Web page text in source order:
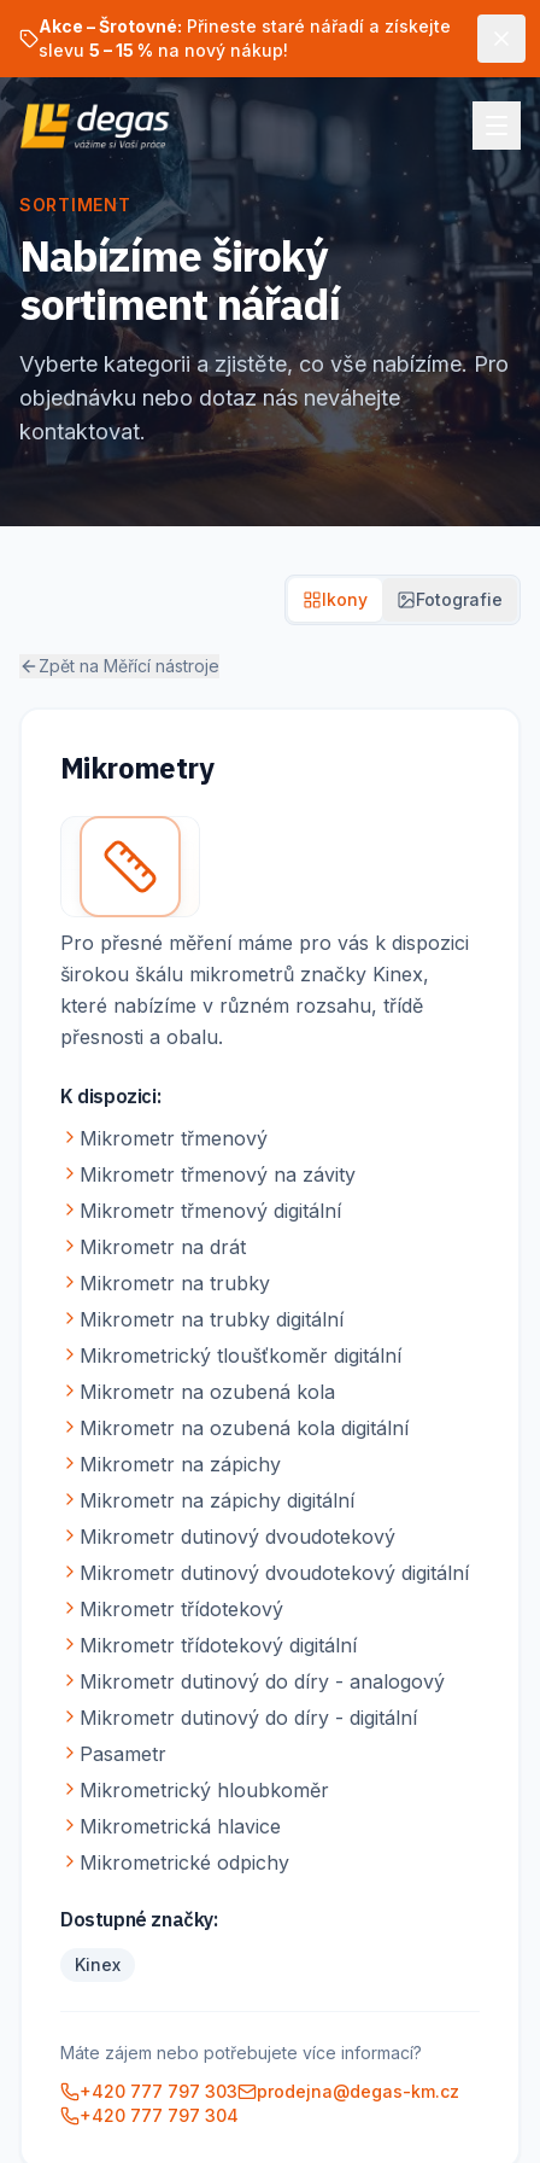
Akce – Šrotovné: Přineste staré nářadí a získejte
slevu 5 – 15 % na nový nákup!
SORTIMENT
Nabízíme široký
sortiment nářadí
Vyberte kategorii a zjistěte, co vše nabízíme. Pro
objednávku nebo dotaz nás neváhejte
kontaktovat.
Ikony Fotografie
Zpět na Měřící nástroje
Mikrometry
Pro přesné měření máme pro vás k dispozici
širokou škálu mikrometrů značky Kinex,
které nabízíme v různém rozsahu, třídě
přesnosti a obalu.
K dispozici:
Mikrometr třmenový
Mikrometr třmenový na závity
Mikrometr třmenový digitální
Mikrometr na drát
Mikrometr na trubky
Mikrometr na trubky digitální
Mikrometrický tloušťkoměr digitální
Mikrometr na ozubená kola
Mikrometr na ozubená kola digitální
Mikrometr na zápichy
Mikrometr na zápichy digitální
Mikrometr dutinový dvoudotekový
Mikrometr dutinový dvoudotekový digitální
Mikrometr třídotekový
Mikrometr třídotekový digitální
Mikrometr dutinový do díry - analogový
Mikrometr dutinový do díry - digitální
Pasametr
Mikrometrický hloubkoměr
Mikrometrická hlavice
Mikrometrické odpichy
Dostupné značky:
Kinex
Máte zájem nebo potřebujete více informací?
+420 777 797 303
prodejna@degas-km.cz
+420 777 797 304